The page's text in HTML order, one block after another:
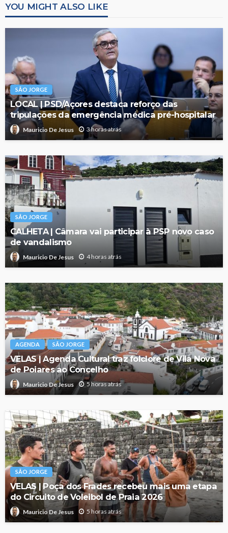
YOU MIGHT ALSO LIKE
SÃO JORGE
LOCAL | PSD/Açores destaca reforço das
tripulações da emergência médica pré-hospitalar
Mauricio De Jesus 3 horas atrás
SÃO JORGE
CALHETA | Câmara vai participar à PSP novo caso
de vandalismo
Mauricio De Jesus 4 horas atrás
AGENDA SÃO JORGE
VELAS | Agenda Cultural traz folclore de Vila Nova
de Poiares ao Concelho
Mauricio De Jesus 5 horas atrás
SÃO JORGE
VELAS | Poça dos Frades recebeu mais uma etapa
do Circuito de Voleibol de Praia 2026
Mauricio De Jesus 5 horas atrás